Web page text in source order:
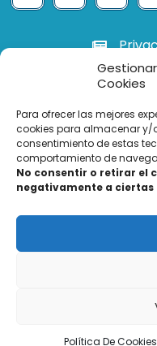
Cookies
Para ofrecer las mejores
cookies para almacenar y/
consentimiento de estas
comportamiento de
No consentir o retirar el
negativamente a
Política De Cookies
©